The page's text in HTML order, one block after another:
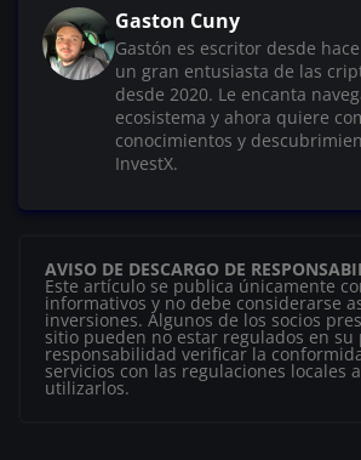
Gaston Cuny
Gastón es escritor desde
un gran entusiasta de las
desde 2020. Le encanta
ecosistema y ahora quiere
conocimientos y
InvestX.
AVISO DE DESCARGO DE
Este artículo se publica únicamente
informativos y no debe considerarse
inversiones. Algunos de los socios
sitio pueden no estar regulados en su
responsabilidad verificar la
servicios con las regulaciones locales
utilizarlos.